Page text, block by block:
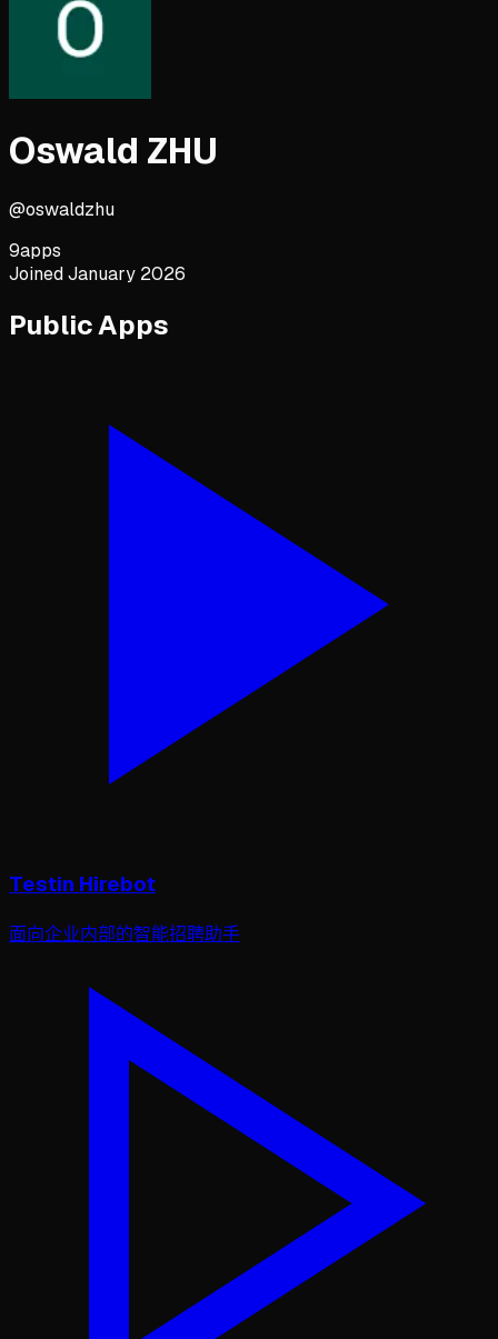
Oswald ZHU
@oswaldzhu
9apps
JoinedJanuary 2026
Public Apps
Testin Hirebot
面向企业内部的智能招聘助手